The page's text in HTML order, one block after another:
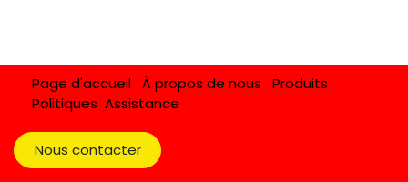
Page d'accueil À propos de nous
Produits
Politiques Assistance
Nous contacter​​​​​​